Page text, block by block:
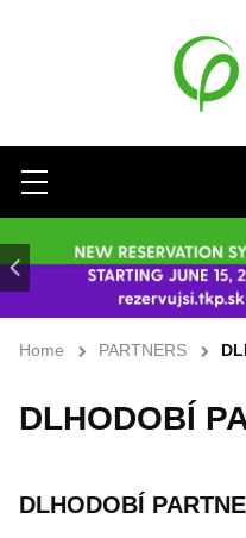
Menu
Home PARTNERS
DLHODOBÍ
DLHODOBÍ